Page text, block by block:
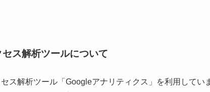
ス解析ツールについて
ス解析ツール「Googleアナリティクス」を利用してい